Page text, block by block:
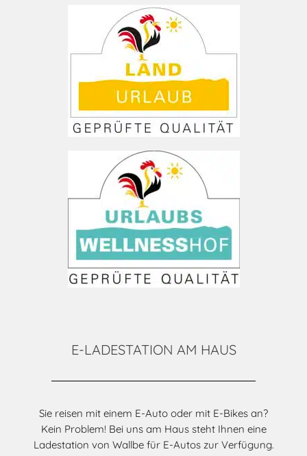
E-LADESTATION AM HAUS
Sie reisen mit einem E-Auto oder mit E-Bikes an?
Kein Problem! Bei uns am Haus steht Ihnen eine
Ladestation von Wallbe für E-Autos zur Verfügung.